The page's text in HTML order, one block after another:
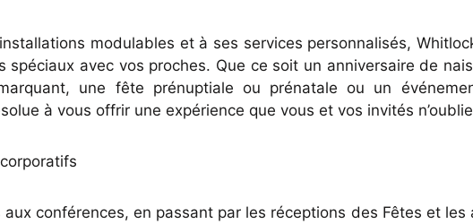
modulables et à ses services personnalisés,
spéciaux avec vos proches. Que ce soit un anniversaire de
une fête prénuptiale ou prénatale ou un
à vous offrir une expérience que vous et vos invités
aux conférences, en passant par les réceptions des Fêtes et